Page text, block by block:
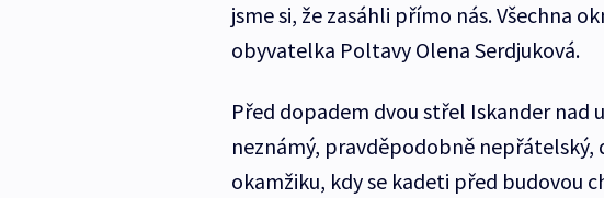
jsme si, že zasáhli přímo nás. Všechna
obyvatelka Poltavy Olena Serdjuková.
Před dopadem dvou střel Iskander
neznámý, pravděpodobně
okamžiku, kdy se kadeti před budovou